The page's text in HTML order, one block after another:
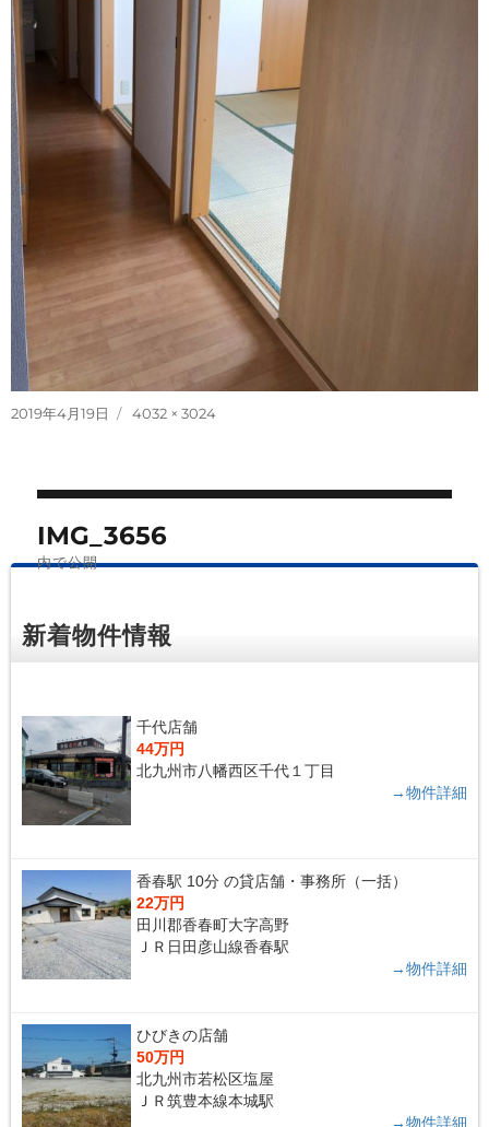
投
2019年4月19日
フ
ズ
4032 × 3024
投
稿
ビ
ゲ
シ
ョ
ン
IMG_3656
内で公開
新着物件情報
千代店舗
44万円
北九州市八幡西区千代１丁目
→物件詳細
香春駅 10分 の貸店舗・事務所（一括）
22万円
田川郡香春町大字高野
ＪＲ日田彦山線香春駅
→物件詳細
ひびきの店舗
50万円
北九州市若松区塩屋
ＪＲ筑豊本線本城駅
→物件詳細